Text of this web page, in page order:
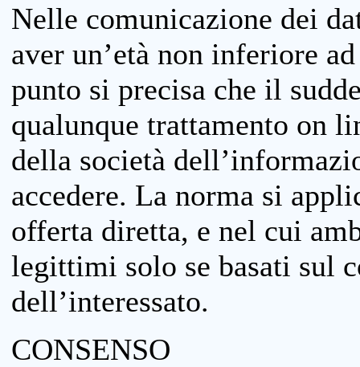
Nelle comunicazione dei
aver un’età non inferiore
punto si precisa che il
qualunque trattamento on
della società
accedere. La norma si
offerta diretta, e nel cui
legittimi solo se basati sul
dell’interessato.
CONSENSO